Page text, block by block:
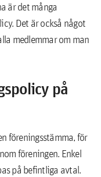
är det många
Det är också något
medlemmar om man
på
föreningsstämma, för
föreningen. Enkel
på befintliga avtal.